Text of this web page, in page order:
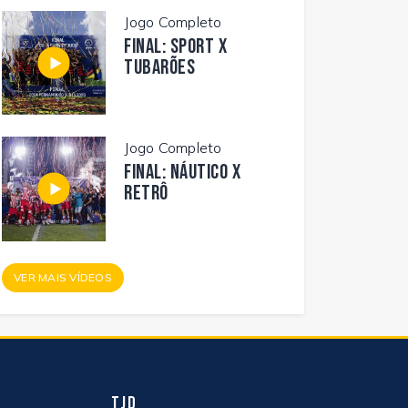
Jogo Completo
FINAL: SPORT X
TUBARÕES
Jogo Completo
FINAL: NÁUTICO X
RETRÔ
VER MAIS VÍDEOS
TJD